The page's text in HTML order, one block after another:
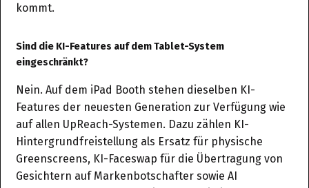
kommt.
Sind die KI-Features auf dem Tablet-System
eingeschränkt?
Nein. Auf dem iPad Booth stehen dieselben KI-
Features der neuesten Generation zur Verfügung wie
auf allen UpReach-Systemen. Dazu zählen KI-
Hintergrundfreistellung als Ersatz für physische
Greenscreens, KI-Faceswap für die Übertragung von
Gesichtern auf Markenbotschafter sowie AI